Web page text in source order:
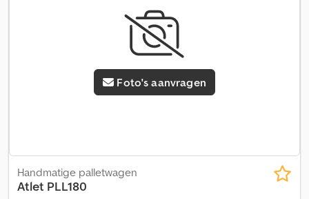
Foto's aanvragen
Handmatige palletwagen
Atlet PLL180